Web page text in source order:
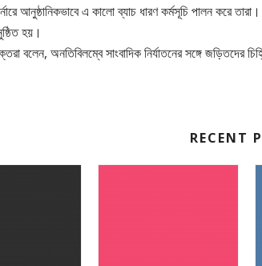
আনুষ্ঠানিকভাবে এ কালো ব্যাচ ধারণ কর্মসূচি পালন করে
হয়।
বলেন, অনতিবিলম্বে সাংবাদিক নির্যাতনের সঙ্গে জড়িতদের
RECENT